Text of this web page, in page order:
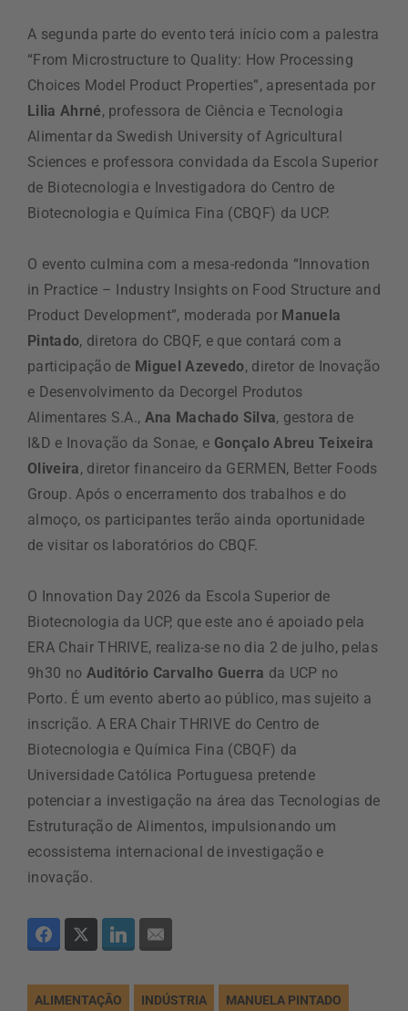
A segunda parte do evento terá início com a palestra
“From Microstructure to Quality: How Processing
Choices Model Product Properties”, apresentada por
Lilia Ahrné, professora de Ciência e Tecnologia
Alimentar da Swedish University of Agricultural
Sciences e professora convidada da Escola Superior
de Biotecnologia e Investigadora do Centro de
Biotecnologia e Química Fina (CBQF) da UCP.
O evento culmina com a mesa-redonda “Innovation
in Practice – Industry Insights on Food Structure and
Product Development”, moderada por Manuela
Pintado, diretora do CBQF, e que contará com a
participação de Miguel Azevedo, diretor de Inovação
e Desenvolvimento da Decorgel Produtos
Alimentares S.A., Ana Machado Silva, gestora de
I&D e Inovação da Sonae, e Gonçalo Abreu Teixeira
Oliveira, diretor financeiro da GERMEN, Better Foods
Group. Após o encerramento dos trabalhos e do
almoço, os participantes terão ainda oportunidade
de visitar os laboratórios do CBQF.
O Innovation Day 2026 da Escola Superior de
Biotecnologia da UCP, que este ano é apoiado pela
ERA Chair THRIVE, realiza-se no dia 2 de julho, pelas
9h30 no Auditório Carvalho Guerra da UCP no
Porto. É um evento aberto ao público, mas sujeito a
inscrição. A ERA Chair THRIVE do Centro de
Biotecnologia e Química Fina (CBQF) da
Universidade Católica Portuguesa pretende
potenciar a investigação na área das Tecnologias de
Estruturação de Alimentos, impulsionando um
ecossistema internacional de investigação e
inovação.
ALIMENTAÇÃO INDÚSTRIA MANUELA PINTADO